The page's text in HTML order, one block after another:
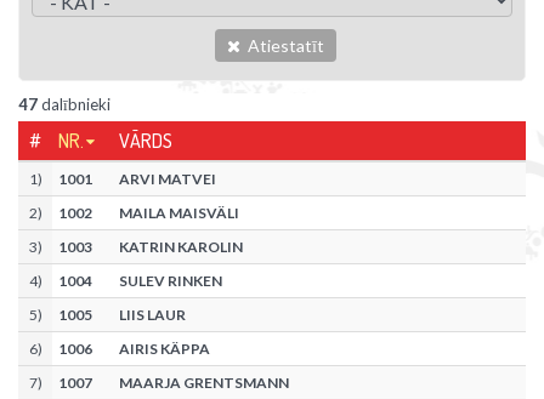
Atiestatīt
47dalībnieki
# NR. VĀRDS
1) 1001
ARVI MATVEI
2) 1002
MAILA MAISVÄLI
3) 1003
KATRIN KAROLIN
4) 1004
SULEV RINKEN
5) 1005
LIIS LAUR
6) 1006
AIRIS KÄPPA
7) 1007
MAARJA GRENTSMANN